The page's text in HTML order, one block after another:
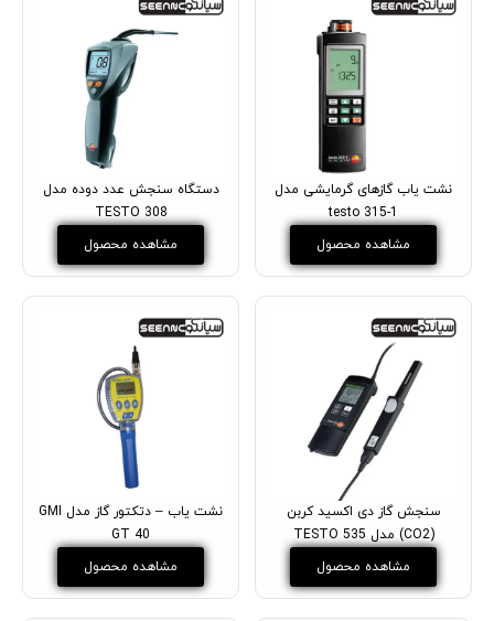
نشت یاب گازهای گرمایشی مدل
testo 315-1
مشاهده محصول
دستگاه سنجش عدد دوده مدل
TESTO 308
مشاهده محصول
سنجش گاز دی اکسید کربن
(CO2) مدل TESTO 535
مشاهده محصول
نشت یاب – دتکتور گاز مدل GMI
GT 40
مشاهده محصول